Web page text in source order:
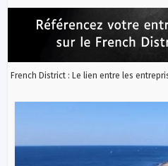
French District : Le lien entre les